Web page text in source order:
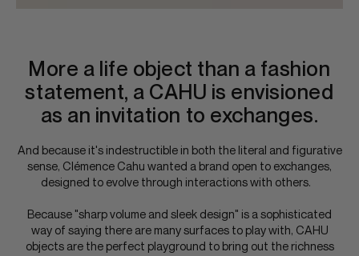
More a life object than a fashion
statement, a CAHU is envisioned
as an invitation to exchanges.
And because it's indestructible in both the literal and figurative
sense, Clémence Cahu wanted a brand open to exchanges,
designed to evolve through interactions with others.
Because "sharp volume and sleek design" is a sophisticated
way of saying there are many surfaces to play with, CAHU
objects are the perfect playground to bring out the richness